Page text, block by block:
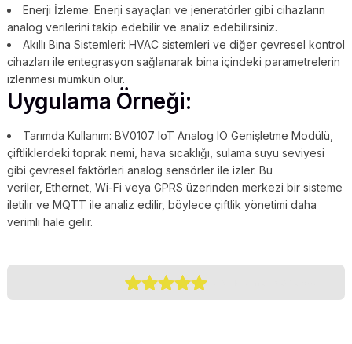
Enerji İzleme: Enerji sayaçları ve jeneratörler gibi cihazların
analog verilerini takip edebilir ve analiz edebilirsiniz.
Akıllı Bina Sistemleri: HVAC sistemleri ve diğer çevresel kontrol
cihazları ile entegrasyon sağlanarak bina içindeki parametrelerin
izlenmesi mümkün olur.
Uygulama Örneği:
Tarımda Kullanım: BV0107 IoT Analog IO Genişletme Modülü,
çiftliklerdeki toprak nemi, hava sıcaklığı, sulama suyu seviyesi
gibi çevresel faktörleri analog sensörler ile izler. Bu
veriler, Ethernet, Wi-Fi veya GPRS üzerinden merkezi bir sisteme
iletilir ve MQTT ile analiz edilir, böylece çiftlik yönetimi daha
verimli hale gelir.